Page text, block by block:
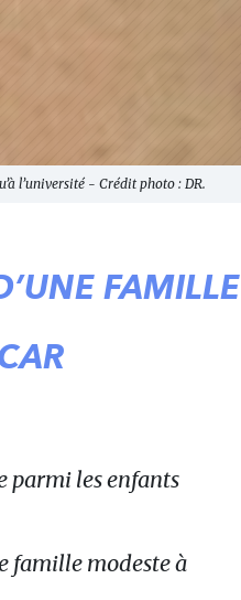
l’université - Crédit photo : DR.
FAMILLE
parmi les enfants
famille modeste à